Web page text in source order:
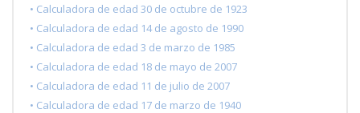
• Calculadora de edad 30 de octubre de 1923
• Calculadora de edad 14 de agosto de 1990
• Calculadora de edad 3 de marzo de 1985
• Calculadora de edad 18 de mayo de 2007
• Calculadora de edad 11 de julio de 2007
• Calculadora de edad 17 de marzo de 1940